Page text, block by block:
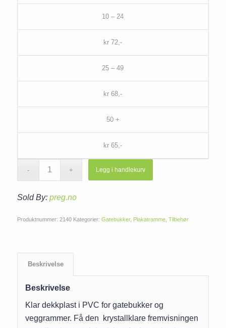
10 – 24
kr 72,-
25 – 49
kr 68,-
50 +
kr 65,-
Legg i handlekurv
Sold By: preg.no
Produktnummer: 2140 Kategorier: Gatebukker, Plakatramme, Tilbehør
Beskrivelse
Beskrivelse
Klar dekkplast i PVC for gatebukker og
veggrammer. Få den krystallklare fremvisningen